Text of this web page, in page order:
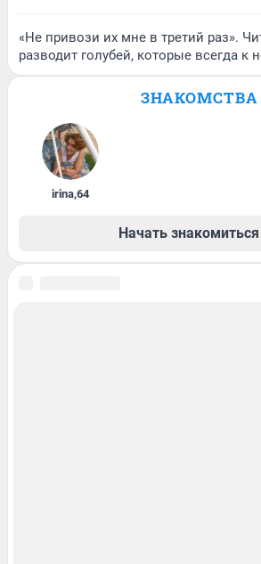
«Не привози их мне в третий раз».
разводит голубей, которые всегда к
ЗНАКОМСТВА
irina,64
Начать знакомиться